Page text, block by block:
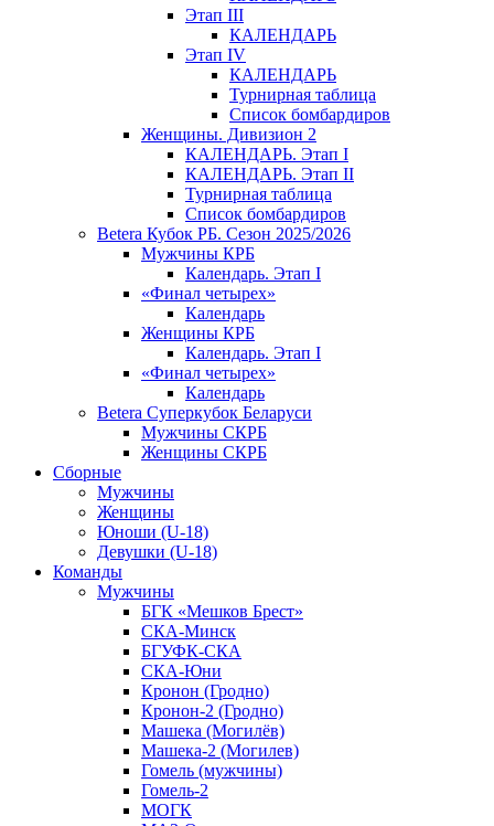
Этап III
КАЛЕНДАРЬ
Этап IV
КАЛЕНДАРЬ
Турнирная таблица
Список бомбардиров
Женщины. Дивизион 2
КАЛЕНДАРЬ. Этап I
КАЛЕНДАРЬ. Этап II
Турнирная таблица
Список бомбардиров
Betera Кубок РБ. Сезон 2025/2026
Мужчины КРБ
Календарь. Этап I
«Финал четырех»
Календарь
Женщины КРБ
Календарь. Этап I
«Финал четырех»
Календарь
Betera Суперкубок Беларуси
Мужчины СКРБ
Женщины СКРБ
Сборные
Мужчины
Женщины
Юноши (U-18)
Девушки (U-18)
Команды
Мужчины
БГК «Мешков Брест»
СКА-Минск
БГУФК-СКА
СКА-Юни
Кронон (Гродно)
Кронон-2 (Гродно)
Машека (Могилёв)
Машека-2 (Могилев)
Гомель (мужчины)
Гомель-2
МОГК